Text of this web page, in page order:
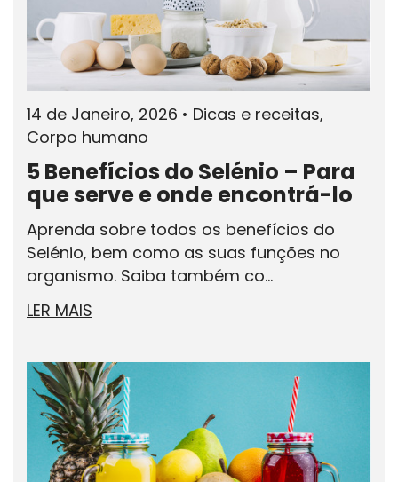
14 de Janeiro, 2026 • Dicas e receitas,
Corpo humano
5 Benefícios do Selénio – Para
que serve e onde encontrá-lo
Aprenda sobre todos os benefícios do
Selénio, bem como as suas funções no
organismo. Saiba também co...
LER MAIS